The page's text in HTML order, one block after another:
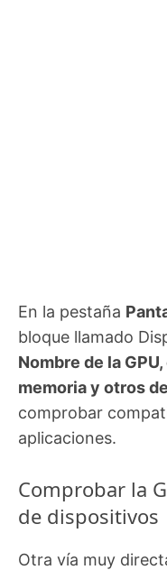
En la pestaña
bloque llamado
Nombre de la
memoria y otros
comprobar
aplicaciones.
Comprobar la
de dispositivos
Otra vía muy